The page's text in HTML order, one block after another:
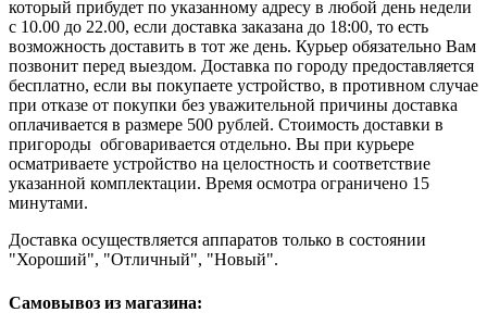
который прибудет по указанному адресу в любой день недели
с 10.00 до 22.00, если доставка заказана до 18:00, то есть
возможность доставить в тот же день. Курьер обязательно Вам
позвонит перед выездом. Доставка по городу предоставляется
бесплатно, если вы покупаете устройство, в противном случае
при отказе от покупки без уважительной причины доставка
оплачивается в размере 500 рублей. Стоимость доставки в
пригороды обговаривается отдельно. Вы при курьере
осматриваете устройство на целостность и соответствие
указанной комплектации. Время осмотра ограничено 15
минутами.
Доставка осуществляется аппаратов только в состоянии
"Хороший", "Отличный", "Новый".
Самовывоз из магазина: